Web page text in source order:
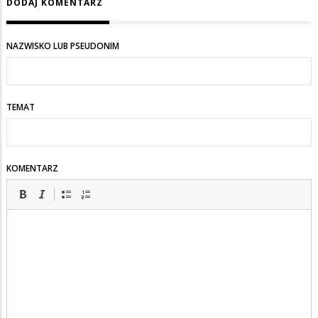
DODAJ KOMENTARZ
NAZWISKO LUB PSEUDONIM
TEMAT
KOMENTARZ